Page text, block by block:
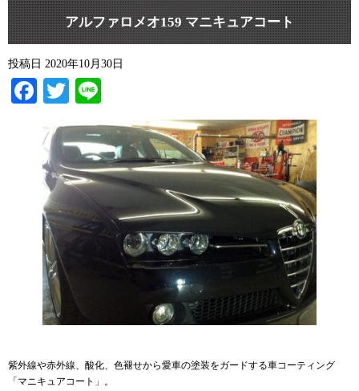
アルファロメオ159 マニキュアコート
投稿日 2020年10月30日
Facebook
Twitter
紫外線や赤外線、酸化、色褪せから愛車の塗装をガードする車コーティング
「マニキュアコート」。